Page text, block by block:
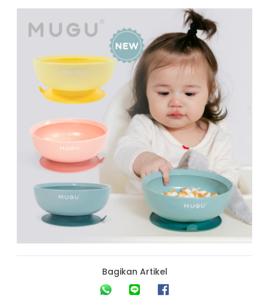
Bagikan Artikel